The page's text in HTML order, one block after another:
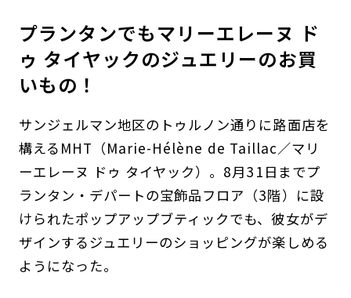
プランタンでもマリーエレーヌ ド
ゥ タイヤックのジュエリーのお買
いもの！
サンジェルマン地区のトゥルノン通りに路面店を
構えるMHT（Marie-Hélène de Taillac／マリ
ーエレーヌ ドゥ タイヤック）。8月31日までプ
ランタン・デパートの宝飾品フロア（3階）に設
けられたポップアップブティックでも、彼女がデ
ザインするジュエリーのショッピングが楽しめる
ようになった。